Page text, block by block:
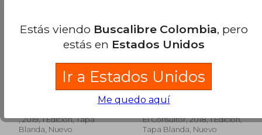
45%
dcto. $ 113.284
45%
dcto. $
Información, Salud y
Ciudadanía
(Biblioteconomía y
, 2019, 1 Edición, Tapa
Blanda, Nuevo
Transparencia y
Acceso a la
Información en el
Sector Público
Manuel Palomares Herrera
El Consultor, 2018, 1 Edición,
Tapa Blanda, Nuevo
Estás viendo Buscalibre Colombia, pero
estás en Estados Unidos
Ir a Estados Unidos
Me quedo aquí